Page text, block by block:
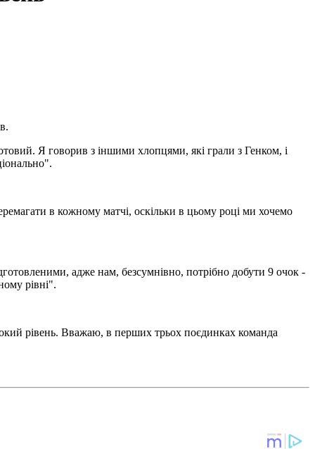
Я говорив з іншими хлопцями, які грали з Генком, і
в кожному матчі, оскільки в цьому році ми хочемо
адже нам, безсумнівно, потрібно добути 9 очок -
рівні".
рівень. Вважаю, в перших трьох поєдинках команда